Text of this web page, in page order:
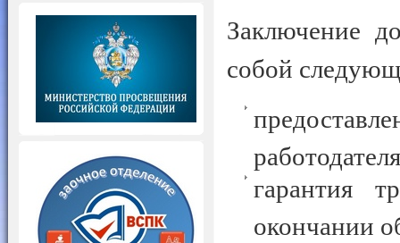
Заключение
собой
гарантия
окончании